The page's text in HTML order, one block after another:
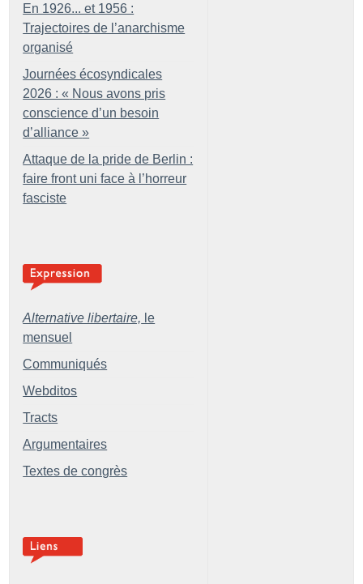
En 1926... et 1956 :
Trajectoires de l’anarchisme
organisé
Journées écosyndicales
2026 : « Nous avons pris
conscience d’un besoin
d’alliance »
Attaque de la pride de Berlin :
faire front uni face à l’horreur
fasciste
Alternative libertaire, le
mensuel
Communiqués
Webditos
Tracts
Argumentaires
Textes de congrès